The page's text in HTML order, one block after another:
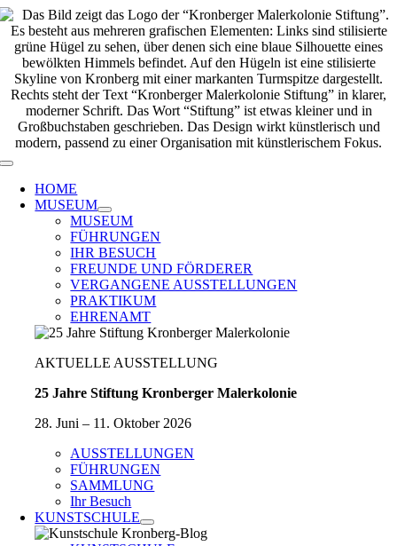
Zum
Inhalt
springen
Toggle
Navigation
HOME
MUSEUM
MUSEUM
FÜHRUNGEN
IHR BESUCH
FREUNDE UND FÖRDERER
VERGANGENE AUSSTELLUNGEN
PRAKTIKUM
EHRENAMT
AKTUELLE AUSSTELLUNG
25 Jahre Stiftung Kronberger Malerkolonie
28. Juni – 11. Oktober 2026
AUSSTELLUNGEN
FÜHRUNGEN
SAMMLUNG
Ihr Besuch
KUNSTSCHULE